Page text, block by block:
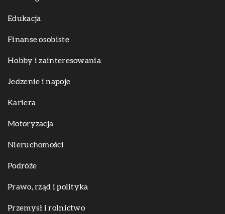
Edukacja
Finanse osobiste
Hobby i zainteresowania
Jedzenie i napoje
Kariera
Motoryzacja
Nieruchomości
Podróże
Prawo, rząd i polityka
Przemysł i rolnictwo